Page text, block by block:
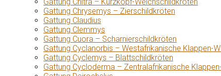
Gattung Chrysemys – Zierschildkröten
Gattung Claudius
Gattung Clemmys
Gattung Cuora – Scharnierschildkröten
Gattung Cyclanorbis – Westafrikanische Klappen-
Gattung Cyclemys – Blattschildkröten
Gattung Cycloderma – Zentralafrikanische